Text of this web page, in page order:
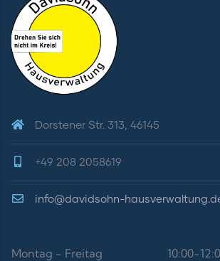
Dorstener Str. 313, 46145
+49 208 2058619
info@davidsohn-
Montag - Freitag 10:00-